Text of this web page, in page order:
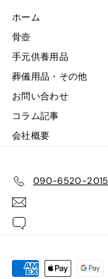
ホーム
骨壺
手元供養用品
葬儀用品・その他
お問い合わせ
コラム記事
会社概要
090-6520-2015